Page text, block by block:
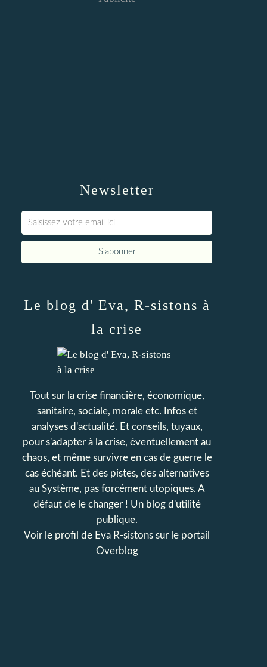
Newsletter
Le blog d' Eva, R-sistons à
la crise
Tout sur la crise financière, économique,
sanitaire, sociale, morale etc. Infos et
analyses d'actualité. Et conseils, tuyaux,
pour s'adapter à la crise, éventuellement au
chaos, et même survivre en cas de guerre le
cas échéant. Et des pistes, des alternatives
au Système, pas forcément utopiques. A
défaut de le changer ! Un blog d'utilité
publique.
Voir le profil de Eva R-sistons sur le portail
Overblog